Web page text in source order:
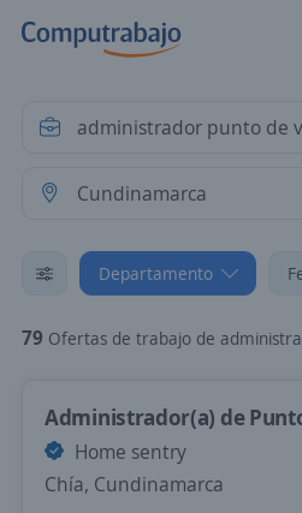
Departamento
79 Ofertas de trabajo de administrador punto de venta en
Administrador(a) de
Home sentry
Chía, Cundinamarca